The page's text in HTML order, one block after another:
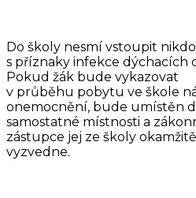
Do školy nesmí vstoupit nikdo
s příznaky infekce dýchacích
Pokud žák bude vykazovat
v průběhu pobytu ve škole
onemocnění, bude umístěn
samostatné místnosti a
zástupce jej ze školy okamžitě
vyzvedne.